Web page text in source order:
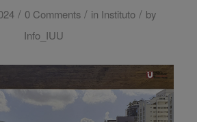
/ 0 Comments / in Instituto / by
Info_IUU